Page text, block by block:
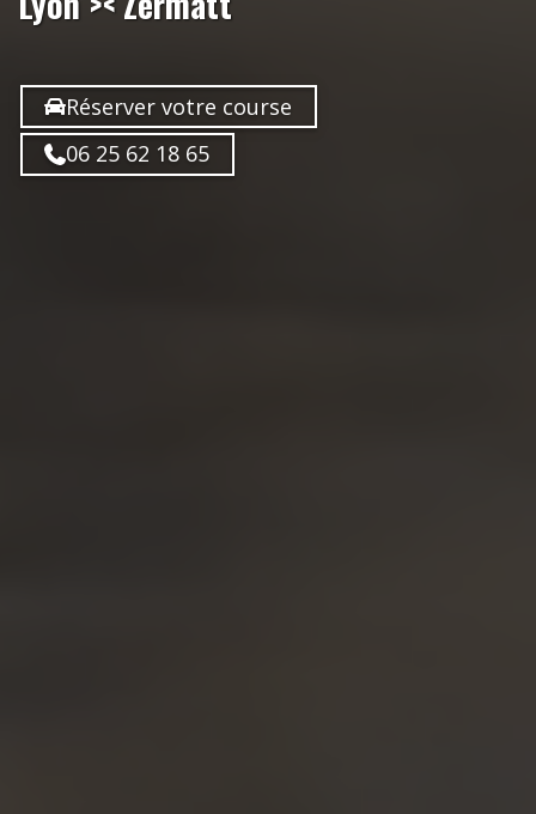
Réserver votre course
06 25 62 18 65